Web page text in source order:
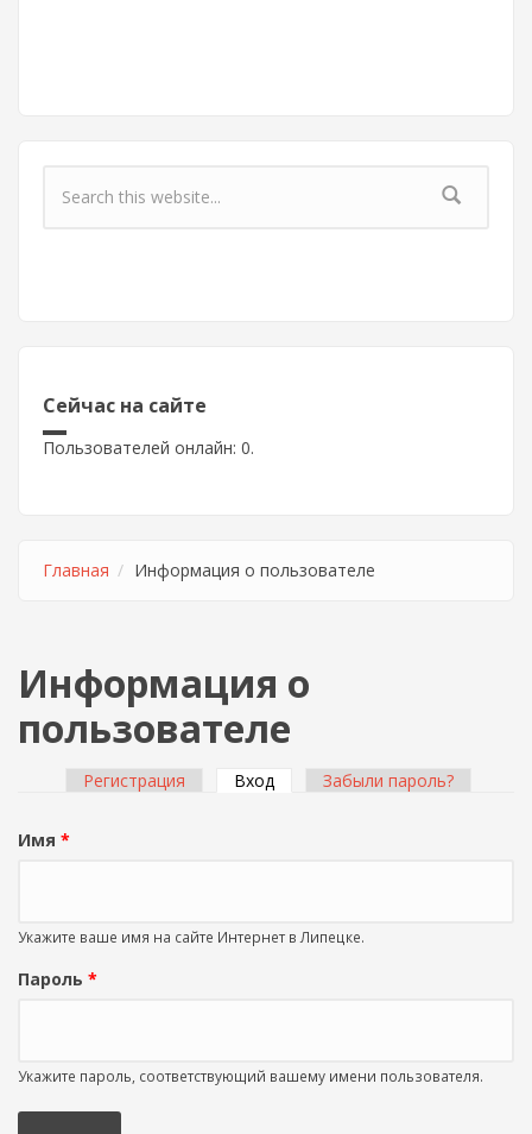
Форма поиска
Сейчас на сайте
Пользователей онлайн: 0.
Главная Информация о пользователе
Информация о
пользователе
Регистрация Вход (активная вкладка)
Забыли пароль?
Имя *
Укажите ваше имя на сайте Интернет в Липецке.
Пароль *
Укажите пароль, соответствующий вашему имени пользователя.